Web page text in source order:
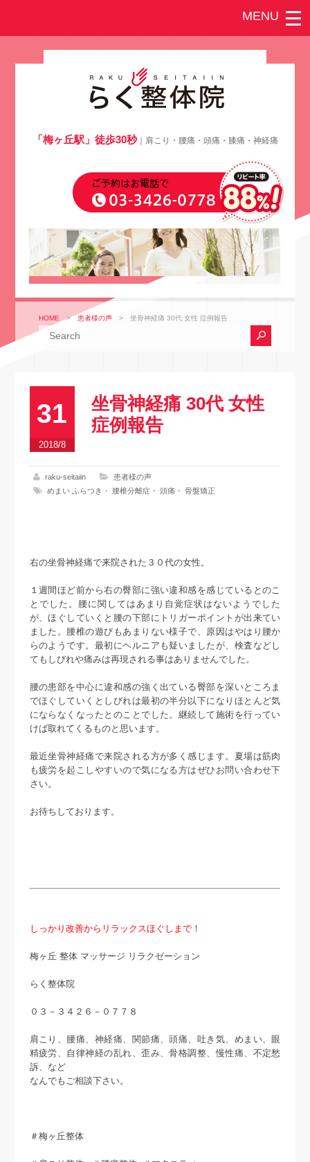
「梅ヶ丘駅」徒歩30秒｜肩こり・腰痛・頭痛・膝痛・神経痛
HOME > 患者様の声 >坐骨神経痛 30代 女性 症例報告
31
2018/8
坐骨神経痛 30代 女性
症例報告
raku-seitaiin
患者様の声
めまい ふらつき ・ 腰椎分離症 ・ 頭痛 ・ 骨盤矯正
右の坐骨神経痛で来院された３０代の女性。
１週間ほど前から右の臀部に強い違和感を感じているとのこ
とでした。腰に関してはあまり自覚症状はないようでした
が、ほぐしていくと腰の下部にトリガーポイントが出来てい
ました。腰椎の遊びもあまりない様子で、原因はやはり腰か
らのようです。最初にヘルニアも疑いましたが、検査などし
てもしびれや痛みは再現される事はありませんでした。
腰の患部を中心に違和感の強く出ている臀部を深いところま
でほぐしていくとしびれは最初の半分以下になりほとんど気
にならなくなったとのことでした。継続して施術を行ってい
けば取れてくるものと思います。
最近坐骨神経痛で来院される方が多く感じます。夏場は筋肉
も疲労を起こしやすいので気になる方はぜひお問い合わせ下
さい。
お待ちしております。
しっかり改善からリラックスほぐしまで！
梅ヶ丘 整体 マッサージ リラクゼーション
らく整体院
０３－３４２６－０７７８
肩こり、腰痛、神経痛、関節痛、頭痛、吐き気、めまい、眼
精疲労、自律神経の乱れ、歪み、骨格調整、慢性痛、不定愁
訴、など
なんでもご相談下さい。
＃梅ヶ丘整体